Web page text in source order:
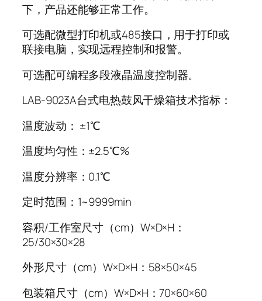
下，产品还能够正常工作。
可选配微型打印机或485接口，用于打印或
联接电脑，实现远程控制和报警。
可选配可编程多段液晶温度控制器。
LAB-9023A台式电热鼓风干燥箱技术指标：
温度波动： ±1℃
温度均匀性：±2.5℃%
温度分辨率：0.1℃
定时范围：1~9999min
容积/工作室尺寸（cm）W×D×H：
25/30×30×28
外形尺寸（cm）W×D×H：58×50×45
包装箱尺寸（cm）W×D×H：70×60×60